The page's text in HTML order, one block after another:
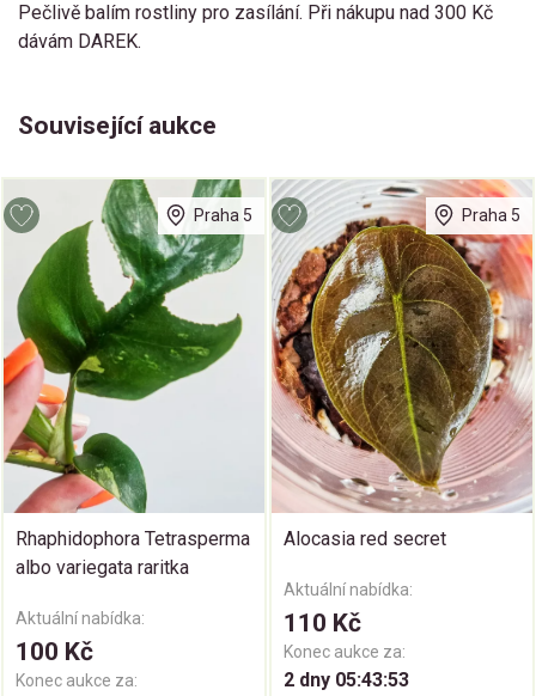
Pečlivě balím rostliny pro zasílání. Při nákupu nad 300 Kč
dávám DAREK.
Související aukce
Praha 5
Rhaphidophora Tetrasperma
albo variegata raritka
Aktuální nabídka:
100 Kč
Konec aukce za:
Praha 5
Alocasia red secret
Aktuální nabídka:
110 Kč
Konec aukce za:
2 dny 05:43:52